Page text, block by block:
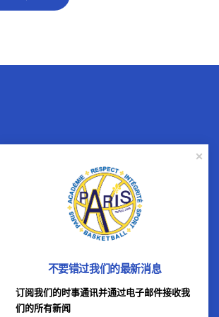
不要错过我们的最新消息
订阅我们的时事通讯并通过电子邮件接收我
们的所有新闻